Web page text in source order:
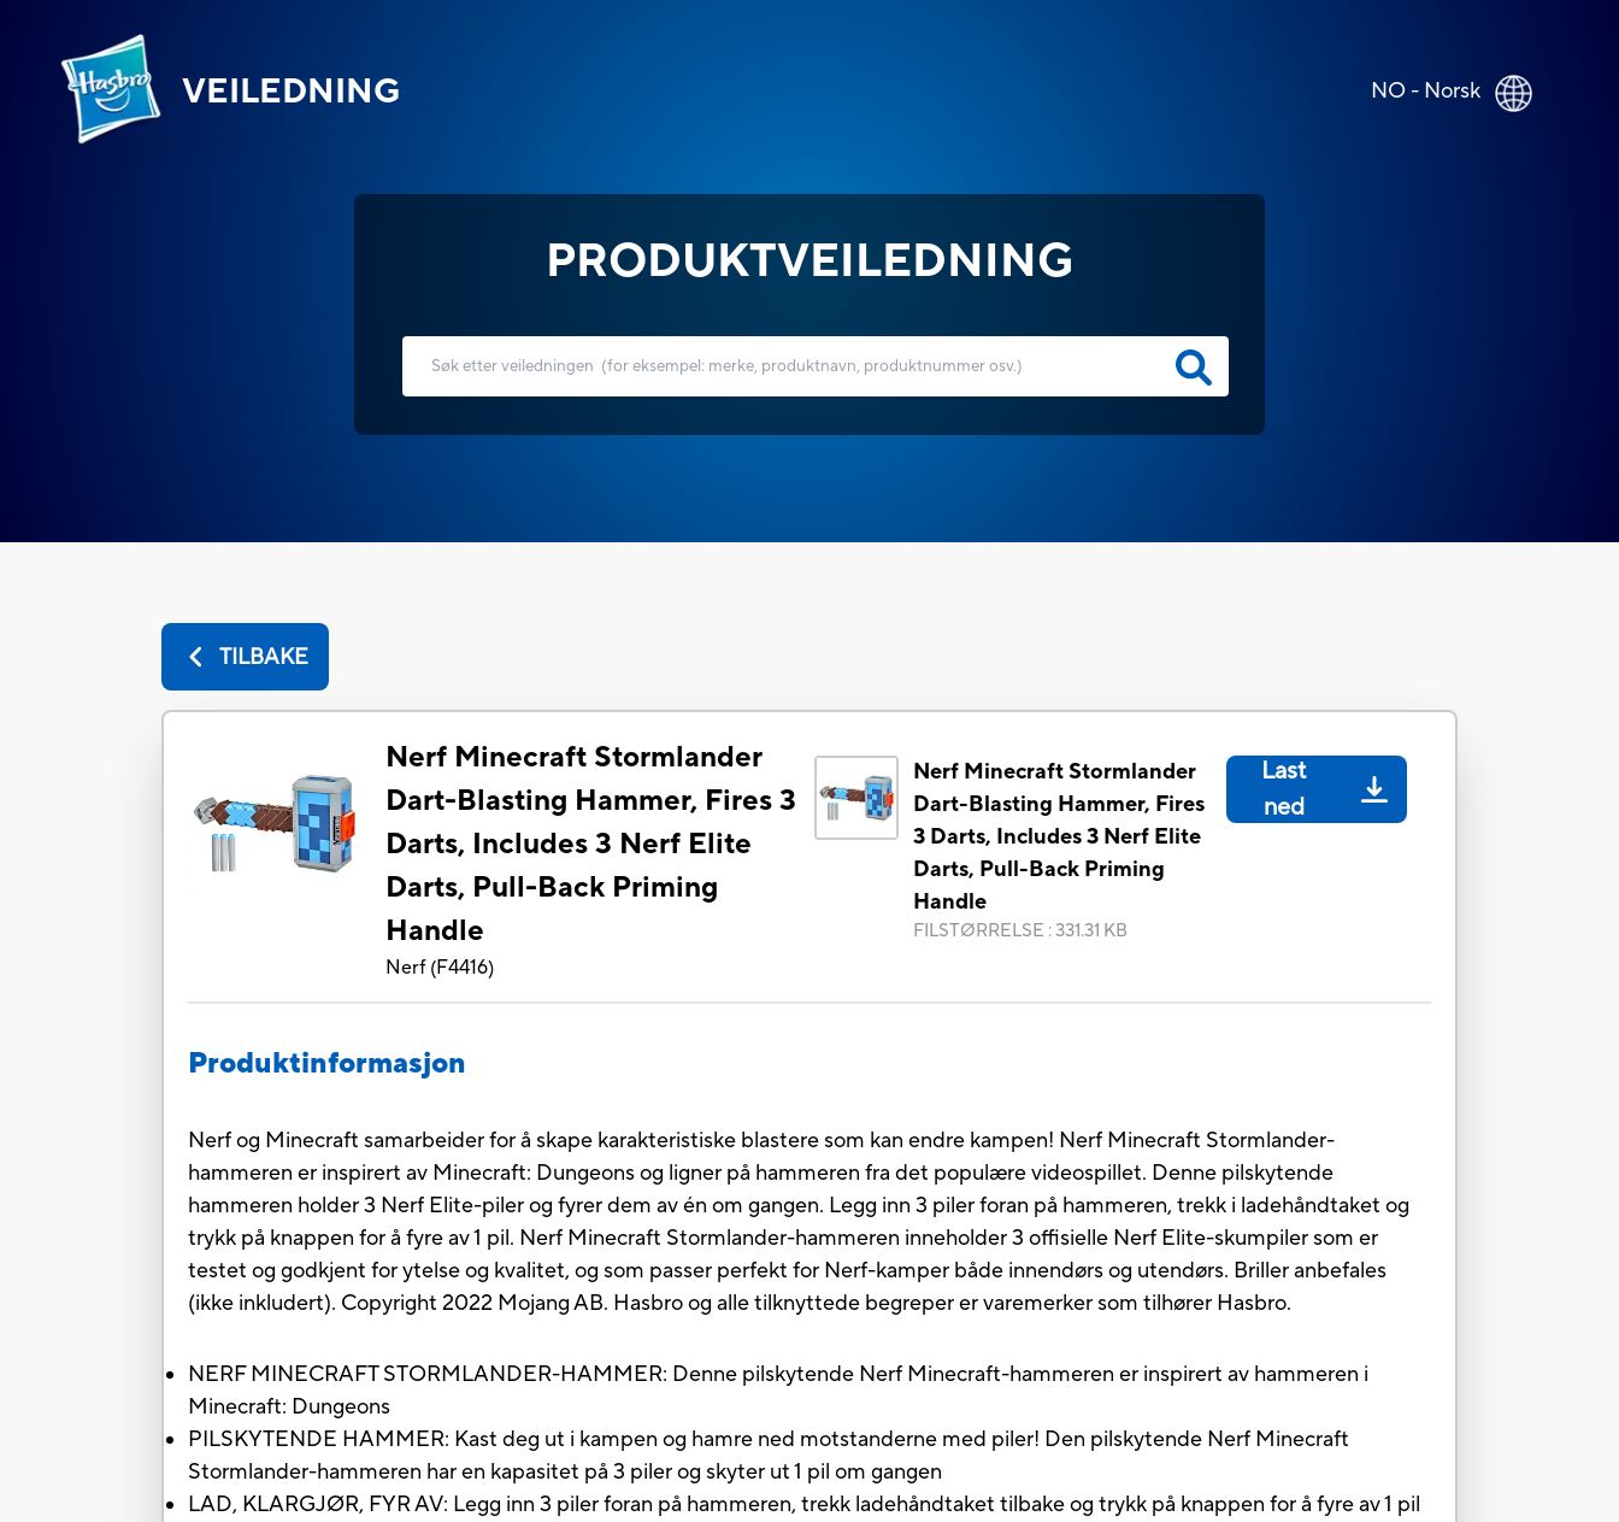
VEILEDNING NO - Norsk
PRODUKTVEILEDNING
TILBAKE
Nerf Minecraft Stormlander
Dart-Blasting Hammer, Fires 3
Darts, Includes 3 Nerf Elite
Darts, Pull-Back Priming
Handle
Nerf(F4416)
Nerf Minecraft Stormlander
Dart-Blasting Hammer, Fires
3 Darts, Includes 3 Nerf Elite
Darts, Pull-Back Priming
Handle
FILSTØRRELSE :331.31 KB
Last
ned
Produktinformasjon
Nerf og Minecraft samarbeider for å skape karakteristiske blastere som kan endre kampen! Nerf Minecraft Stormlander-
hammeren er inspirert av Minecraft: Dungeons og ligner på hammeren fra det populære videospillet. Denne pilskytende
hammeren holder 3 Nerf Elite-piler og fyrer dem av én om gangen. Legg inn 3 piler foran på hammeren, trekk i ladehåndtaket og
trykk på knappen for å fyre av 1 pil. Nerf Minecraft Stormlander-hammeren inneholder 3 offisielle Nerf Elite-skumpiler som er
testet og godkjent for ytelse og kvalitet, og som passer perfekt for Nerf-kamper både innendørs og utendørs. Briller anbefales
(ikke inkludert). Copyright 2022 Mojang AB. Hasbro og alle tilknyttede begreper er varemerker som tilhører Hasbro.
NERF MINECRAFT STORMLANDER-HAMMER: Denne pilskytende Nerf Minecraft-hammeren er inspirert av hammeren i
Minecraft: Dungeons
PILSKYTENDE HAMMER: Kast deg ut i kampen og hamre ned motstanderne med piler! Den pilskytende Nerf Minecraft
Stormlander-hammeren har en kapasitet på 3 piler og skyter ut 1 pil om gangen
LAD, KLARGJØR, FYR AV: Legg inn 3 piler foran på hammeren, trekk ladehåndtaket tilbake og trykk på knappen for å fyre av 1 pil